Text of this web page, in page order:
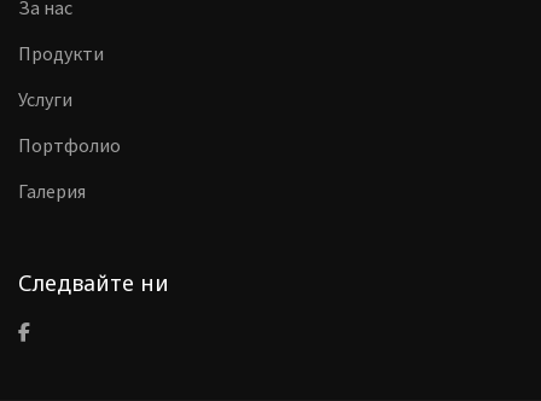
За нас
Продукти
Услуги
Портфолио
Галерия
Следвайте ни